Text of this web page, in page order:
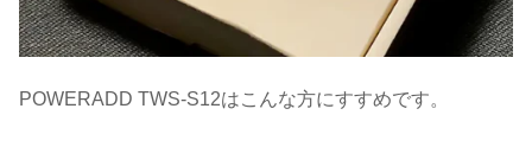
POWERADD TWS-S12はこんな方にすすめです。